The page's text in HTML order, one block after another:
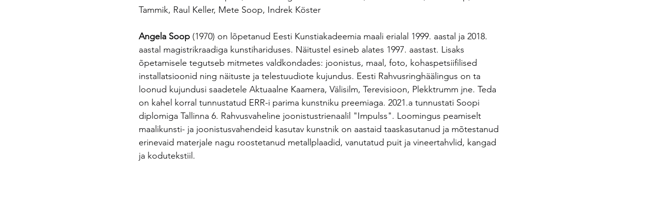
Tammik, Raul Keller, Mete Soop, Indrek Köster
Angela Soop (1970) on lõpetanud Eesti Kunstiakadeemia maali erialal 1999. aastal ja 2018.
aastal magistrikraadiga kunstihariduses. Näitustel esineb alates 1997. aastast. Lisaks
õpetamisele tegutseb mitmetes valdkondades: joonistus, maal, foto, kohaspetsiifilised
installatsioonid ning näituste ja telestuudiote kujundus. Eesti Rahvusringhäälingus on ta
loonud kujundusi saadetele Aktuaalne Kaamera, Välisilm, Terevisioon, Plekktrumm jne. Teda
on kahel korral tunnustatud ERR-i parima kunstniku preemiaga. 2021.a tunnustati Soopi
diplomiga Tallinna 6. Rahvusvaheline joonistustrienaalil "Impulss". Loomingus peamiselt
maalikunsti- ja joonistusvahendeid kasutav kunstnik on aastaid taaskasutanud ja mõtestanud
erinevaid materjale nagu roostetanud metallplaadid, vanutatud puit ja vineertahvlid, kangad
ja kodutekstiil.